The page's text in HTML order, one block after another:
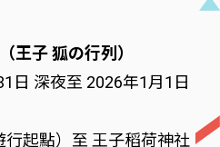
王子 狐の行列）
日 深夜至 2026年1月1日
起點）至 王子稻荷神社